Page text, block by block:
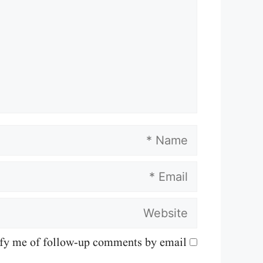
Email
Website
me of follow-up comments by email.